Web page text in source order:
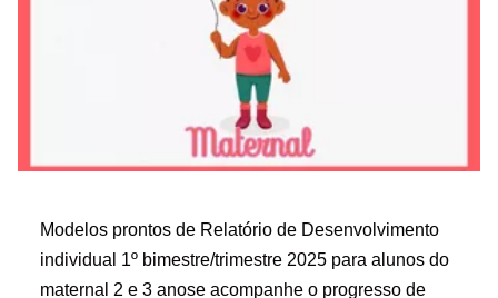
Modelos prontos de Relatório de Desenvolvimento
individual 1º bimestre/trimestre 2025 para alunos do
maternal 2 e 3 anose acompanhe o progresso de